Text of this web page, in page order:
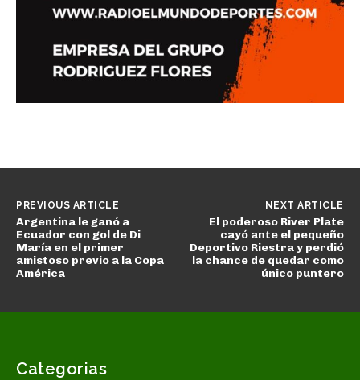
PREVIOUS ARTICLE
Argentina le ganó a
Ecuador con gol de Di
María en el primer
amistoso previo a la Copa
América
NEXT ARTICLE
El poderoso River Plate
cayó ante el pequeño
Deportivo Riestra y perdió
la chance de quedar como
único puntero
Categorias